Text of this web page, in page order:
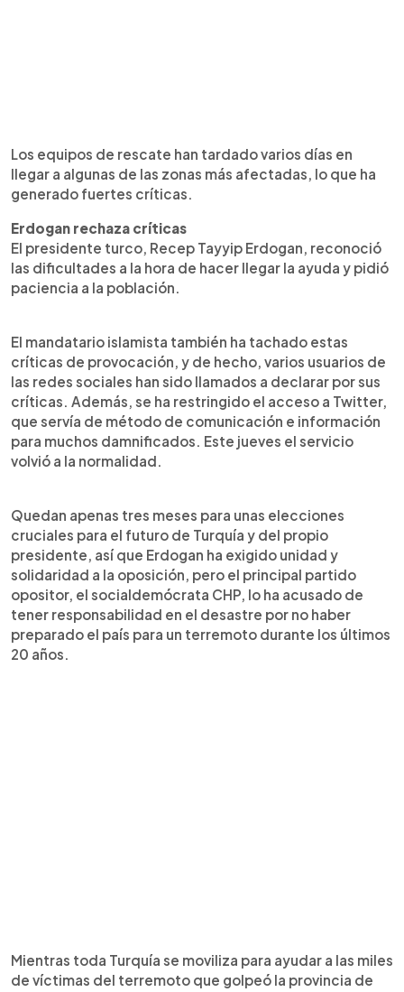
Los equipos de rescate han tardado varios días en
llegar a algunas de las zonas más afectadas, lo que ha
generado fuertes críticas.
Erdogan rechaza críticas
El presidente turco, Recep Tayyip Erdogan, reconoció
las dificultades a la hora de hacer llegar la ayuda y pidió
paciencia a la población.
El mandatario islamista también ha tachado estas
críticas de provocación, y de hecho, varios usuarios de
las redes sociales han sido llamados a declarar por sus
críticas. Además, se ha restringido el acceso a Twitter,
que servía de método de comunicación e información
para muchos damnificados. Este jueves el servicio
volvió a la normalidad.
Quedan apenas tres meses para unas elecciones
cruciales para el futuro de Turquía y del propio
presidente, así que Erdogan ha exigido unidad y
solidaridad a la oposición, pero el principal partido
opositor, el socialdemócrata CHP, lo ha acusado de
tener responsabilidad en el desastre por no haber
preparado el país para un terremoto durante los últimos
20 años.
Mientras toda Turquía se moviliza para ayudar a las miles
de víctimas del terremoto que golpeó la provincia de